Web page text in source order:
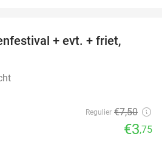
+ evt. + friet,
Regulier €7,50
€3,75